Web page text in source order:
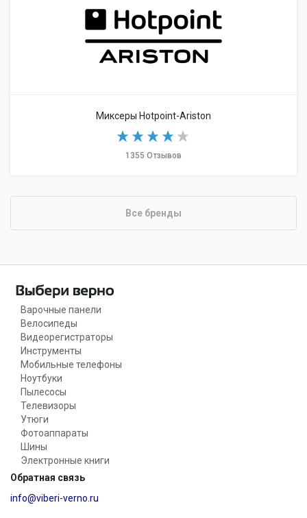
Миксеры Hotpoint-Ariston
1355 Отзывов
Все бренды
Варочные панели
Велосипеды
Видеорегистраторы
Инструменты
Мобильные телефоны
Ноутбуки
Пылесосы
Телевизоры
Утюги
Фотоаппараты
Шины
Электронные книги
Обратная связь
info@viberi-verno.ru